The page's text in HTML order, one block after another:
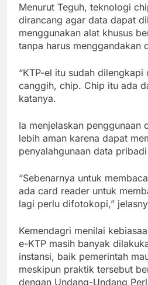
Menurut Teguh, teknologi
dirancang agar data dapat
menggunakan alat khusus
tanpa harus menggandakan
“KTP-el itu sudah dilengkapi
canggih, chip. Chip itu ada
katanya.
Ia menjelaskan penggunaan
lebih aman karena dapat
penyalahgunaan data
“Sebenarnya untuk
ada card reader untuk
lagi perlu difotokopi,”
Kemendagri menilai
e-KTP masih banyak
instansi, baik pemerintah
meskipun praktik tersebut
dengan Undang-Undang